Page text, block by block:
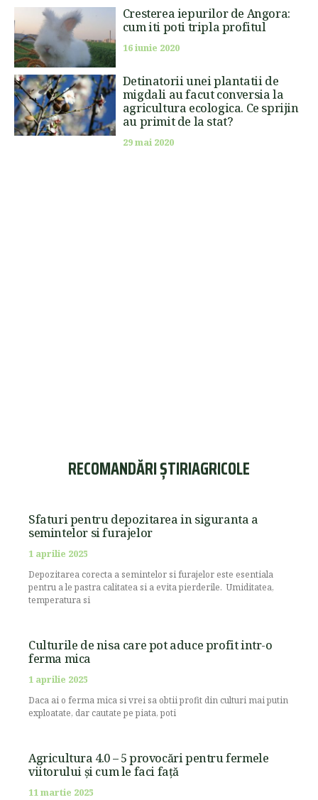
Cresterea iepurilor de Angora:
cum iti poti tripla profitul
16 iunie 2020
Detinatorii unei plantatii de
migdali au facut conversia la
agricultura ecologica. Ce sprijin
au primit de la stat?
29 mai 2020
RECOMANDĂRI ȘTIRIAGRICOLE
Sfaturi pentru depozitarea in siguranta a
semintelor si furajelor
1 aprilie 2025
Depozitarea corecta a semintelor si furajelor este esentiala
pentru a le pastra calitatea si a evita pierderile. Umiditatea,
temperatura si
Culturile de nisa care pot aduce profit intr-o
ferma mica
1 aprilie 2025
Daca ai o ferma mica si vrei sa obtii profit din culturi mai putin
exploatate, dar cautate pe piata, poti
Agricultura 4.0 – 5 provocări pentru fermele
viitorului și cum le faci față
11 martie 2025